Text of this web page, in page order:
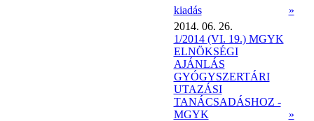
kiadás
»
2014. 06. 26.
1/2014 (VI. 19.) MGYK
ELNÖKSÉGI
AJÁNLÁS
GYÓGYSZERTÁRI
UTAZÁSI
TANÁCSADÁSHOZ -
MGYK
»